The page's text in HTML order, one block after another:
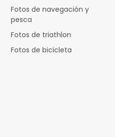
Fotos de navegación y
pesca
Fotos de triathlon
Fotos de bicicleta